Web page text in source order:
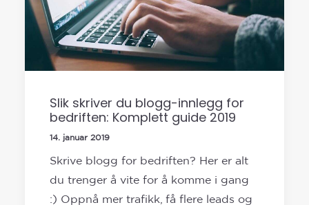
Slik skriver du blogg-innlegg for
bedriften: Komplett guide 2019
14. januar 2019
Skrive blogg for bedriften? Her er alt
du trenger å vite for å komme i gang
:) Oppnå mer trafikk, få flere leads og